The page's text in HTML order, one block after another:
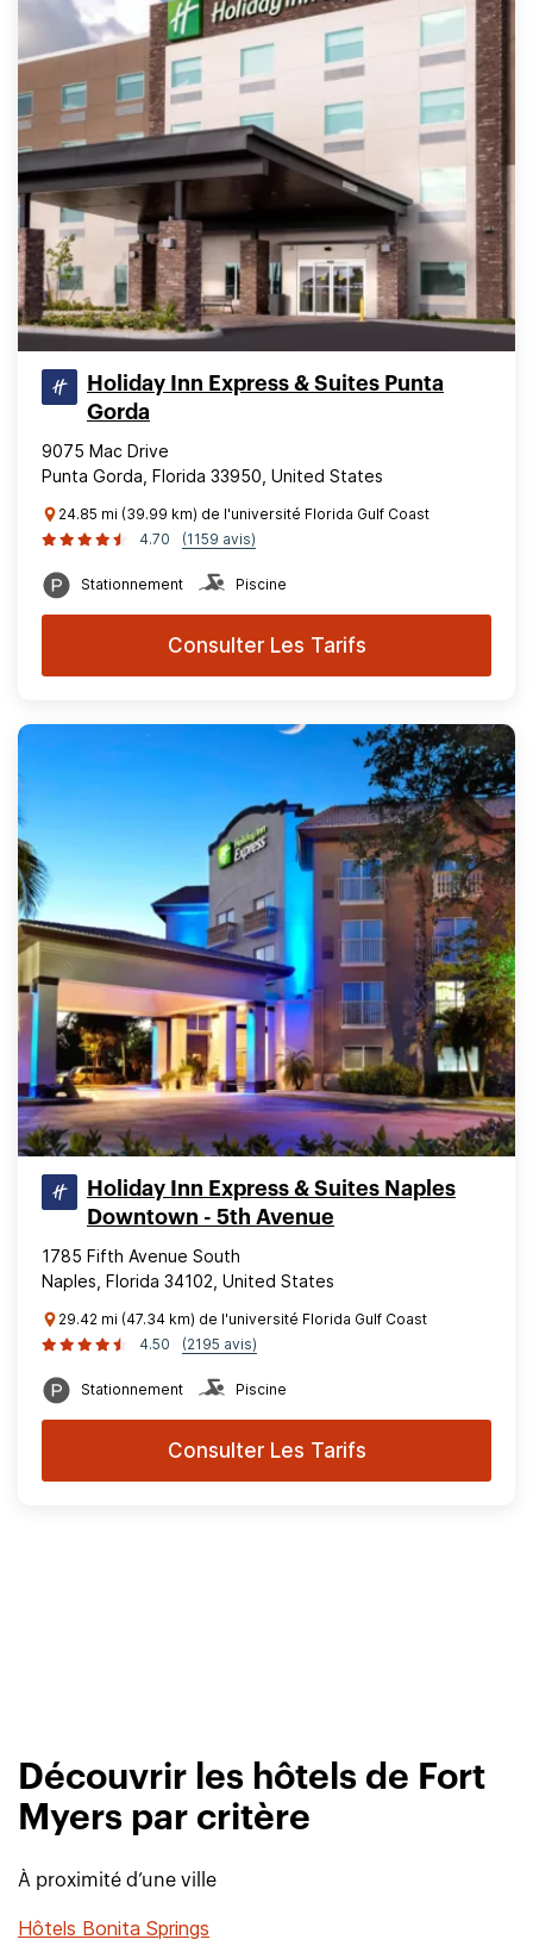
Holiday Inn Express & Suites Punta
Gorda
9075 Mac Drive
Punta Gorda, Florida 33950, United States
24.85 mi (39.99 km) de l'université Florida Gulf Coast
4.70
(1159 avis)
Stationnement Piscine
Consulter Les Tarifs
Holiday Inn Express & Suites Naples
Downtown - 5th Avenue
1785 Fifth Avenue South
Naples, Florida 34102, United States
29.42 mi (47.34 km) de l'université Florida Gulf Coast
4.50
(2195 avis)
Stationnement Piscine
Consulter Les Tarifs
Découvrir les hôtels de Fort
Myers par critère
À proximité d’une ville
Hôtels Bonita Springs